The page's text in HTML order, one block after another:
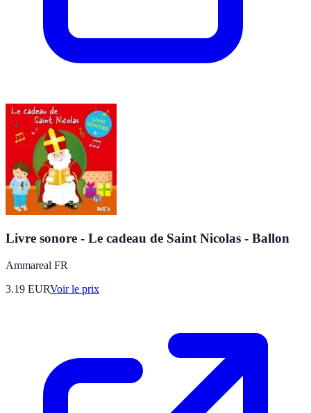
Livre sonore - Le cadeau de Saint Nicolas - Ballon
Ammareal FR
3.19 EURVoir le prix